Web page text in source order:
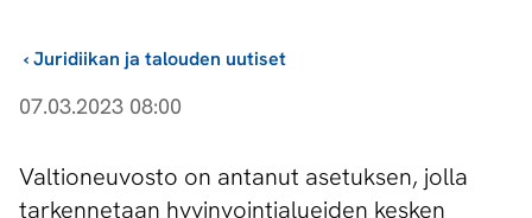
Juridiikan ja talouden uutiset
›
07.03.2023 08:00
Valtioneuvosto on antanut asetuksen, jolla
tarkennetaan hyvinvointialueiden kesken